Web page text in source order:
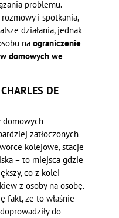
problemu.
i spotkania,
działania, jednak
na ograniczenie
domowych we
DE
domowych
zatłoczonych
kolejowe, stacje
– to miejsca gdzie
co z kolei
z osoby na osobę.
fakt, że to właśnie
do